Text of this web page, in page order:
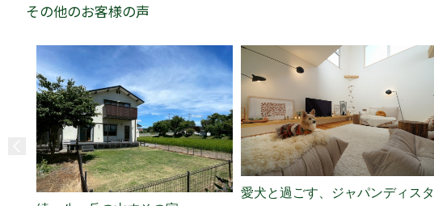
その他のお客様の声
愛犬と過ごす、ジャパンディスタ